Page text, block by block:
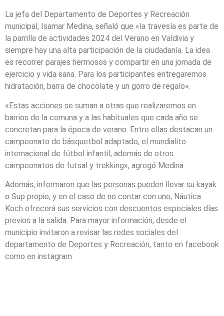
La jefa del Departamento de Deportes y Recreación
municipal, Isamar Medina, señaló que «la travesía es parte de
la parrilla de actividades 2024 del Verano en Valdivia y
siempre hay una alta participación de la ciudadanía. La idea
es recorrer parajes hermosos y compartir en una jornada de
ejercicio y vida sana. Para los participantes entregaremos
hidratación, barra de chocolate y un gorro de regalo».
«Estas acciones se suman a otras que realizaremos en
barrios de la comuna y a las habituales que cada año se
concretan para la época de verano. Entre ellas destacan un
campeonato de básquetbol adaptado, el mundialito
internacional de fútbol infantil, además de otros
campeonatos de futsal y trekking», agregó Medina.
Además, informaron que las personas pueden llevar su kayak
o Sup propio, y en el caso de no contar con uno, Náutica
Koch ofrecerá sus servicios con descuentos especiales días
previos a la salida. Para mayor información, desde el
municipio invitaron a revisar las redes sociales del
departamento de Deportes y Recreación, tanto en facebook
como en instagram.